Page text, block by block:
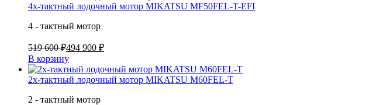
4х-тактный лодочный мотор MIKATSU MF50FEL-T-EFI
4 - тактный мотор
519 600 ₽494 900 ₽
В корзину
2х-тактный лодочный мотор MIKATSU M60FEL-T
2 - тактный мотор